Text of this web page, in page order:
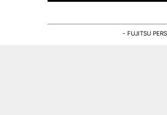
- FUJITSU